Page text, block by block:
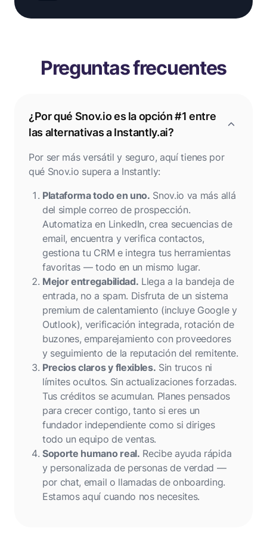
Preguntas frecuentes
¿Por qué Snov.io es la opción #1 entre
las alternativas a Instantly.ai?
Por ser más versátil y seguro, aquí tienes por
qué Snov.io supera a Instantly:
Plataforma todo en uno. Snov.io va más allá
del simple correo de prospección.
Automatiza en LinkedIn, crea secuencias de
email, encuentra y verifica contactos,
gestiona tu CRM e integra tus herramientas
favoritas — todo en un mismo lugar.
Mejor entregabilidad. Llega a la bandeja de
entrada, no a spam. Disfruta de un sistema
premium de calentamiento (incluye Google y
Outlook), verificación integrada, rotación de
buzones, emparejamiento con proveedores
y seguimiento de la reputación del remitente.
Precios claros y flexibles. Sin trucos ni
límites ocultos. Sin actualizaciones forzadas.
Tus créditos se acumulan. Planes pensados
para crecer contigo, tanto si eres un
fundador independiente como si diriges
todo un equipo de ventas.
Soporte humano real. Recibe ayuda rápida
y personalizada de personas de verdad —
por chat, email o llamadas de onboarding.
Estamos aquí cuando nos necesites.